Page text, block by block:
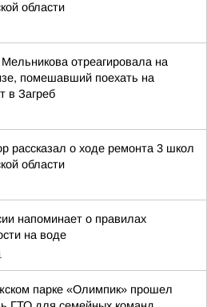
области
отреагировала на
помешавший поехать на
в Загреб
рассказал о ходе ремонта 3 школ
области
напоминает о правилах
на воде
парке «Олимпик» прошел